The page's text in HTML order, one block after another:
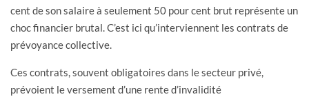
cent de son salaire à seulement 50 pour cent brut représente un
choc financier brutal. C’est ici qu’interviennent les contrats de
prévoyance collective.
Ces contrats, souvent obligatoires dans le secteur privé,
prévoient le versement d’une rente d’invalidité